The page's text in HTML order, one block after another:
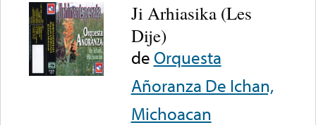
Ji Arhiasika (Les
Dije)
de Orquesta
Añoranza De Ichan,
Michoacan